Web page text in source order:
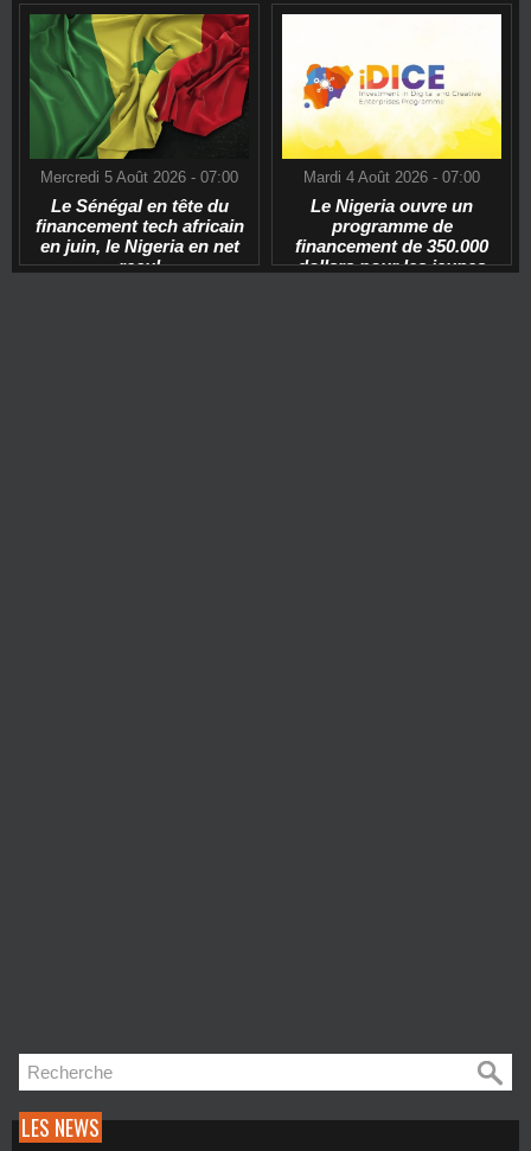
Mercredi 5 Août 2026 - 07:00
Le Sénégal en tête du
financement tech africain
en juin, le Nigeria en net
recul
Mardi 4 Août 2026 - 07:00
Le Nigeria ouvre un
programme de
financement de 350.000
dollars pour les jeunes
LES NEWS